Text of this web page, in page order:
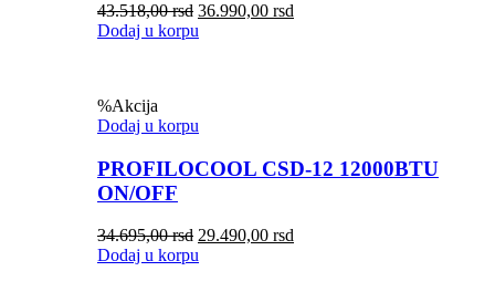
43.518,00rsd 36.990,00 rsd
Dodaj u korpu
%Akcija
Dodaj u korpu
PROFILOCOOL CSD-12 12000BTU
ON/OFF
34.695,00rsd 29.490,00 rsd
Dodaj u korpu